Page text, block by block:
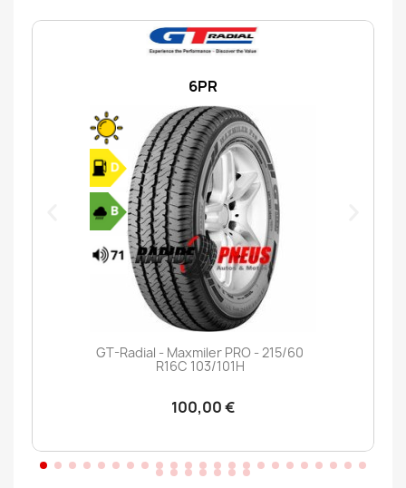
6PR
GT-Radial - Maxmiler PRO - 215/60
R16C 103/101H
100,00 €